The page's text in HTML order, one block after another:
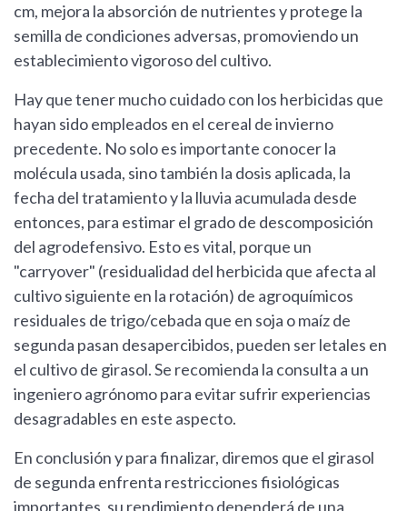
cm, mejora la absorción de nutrientes y protege la
semilla de condiciones adversas, promoviendo un
establecimiento vigoroso del cultivo.
Hay que tener mucho cuidado con los herbicidas que
hayan sido empleados en el cereal de invierno
precedente. No solo es importante conocer la
molécula usada, sino también la dosis aplicada, la
fecha del tratamiento y la lluvia acumulada desde
entonces, para estimar el grado de descomposición
del agrodefensivo. Esto es vital, porque un
"carryover" (residualidad del herbicida que afecta al
cultivo siguiente en la rotación) de agroquímicos
residuales de trigo/cebada que en soja o maíz de
segunda pasan desapercibidos, pueden ser letales en
el cultivo de girasol. Se recomienda la consulta a un
ingeniero agrónomo para evitar sufrir experiencias
desagradables en este aspecto.
En conclusión y para finalizar, diremos que el girasol
de segunda enfrenta restricciones fisiológicas
importantes, su rendimiento dependerá de una